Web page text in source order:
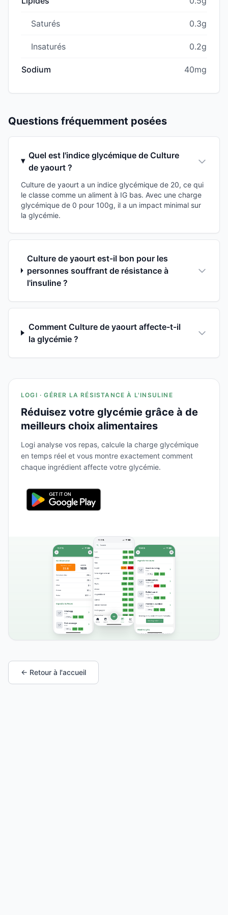
Saturés 0.3g
Insaturés 0.2g
Sodium 40mg
Questions fréquemment posées
Quel est l'indice glycémique de Culture
de yaourt ?
Culture de yaourt a un indice glycémique de 20, ce qui
le classe comme un aliment à IG bas. Avec une charge
glycémique de 0 pour 100g, il a un impact minimal sur
la glycémie.
Culture de yaourt est-il bon pour les
personnes souffrant de résistance à
l'insuline ?
Comment Culture de yaourt affecte-t-il
la glycémie ?
LOGI · GÉRER LA RÉSISTANCE À L'INSULINE
Réduisez votre glycémie grâce à de
meilleurs choix alimentaires
Logi analyse vos repas, calcule la charge glycémique
en temps réel et vous montre exactement comment
chaque ingrédient affecte votre glycémie.
← Retour à l'accueil